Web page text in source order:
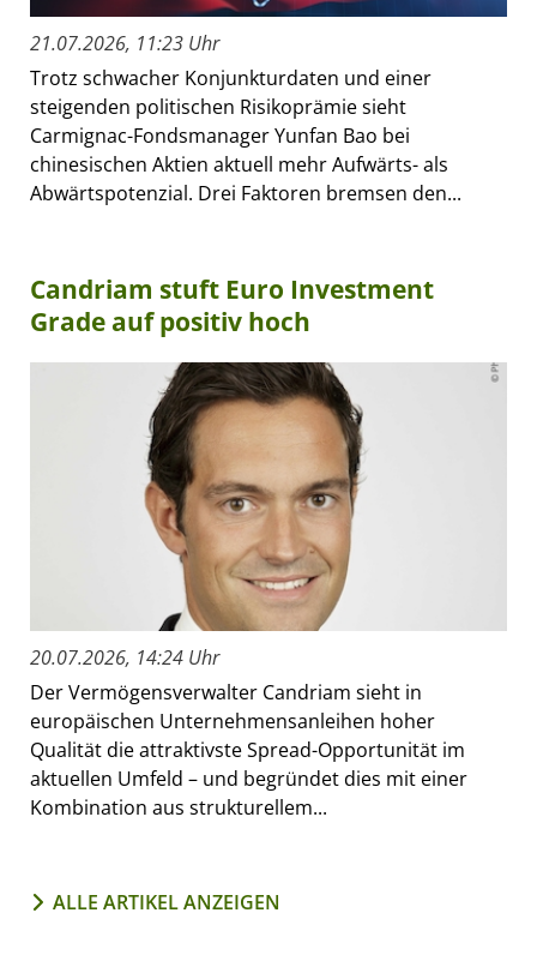
21.07.2026, 11:23 Uhr
Trotz schwacher Konjunkturdaten und einer
steigenden politischen Risikoprämie sieht
Carmignac-Fondsmanager Yunfan Bao bei
chinesischen Aktien aktuell mehr Aufwärts- als
Abwärtspotenzial. Drei Faktoren bremsen den...
Candriam stuft Euro Investment
Grade auf positiv hoch
20.07.2026, 14:24 Uhr
Der Vermögensverwalter Candriam sieht in
europäischen Unternehmensanleihen hoher
Qualität die attraktivste Spread-Opportunität im
aktuellen Umfeld – und begründet dies mit einer
Kombination aus strukturellem...
ALLE ARTIKEL ANZEIGEN